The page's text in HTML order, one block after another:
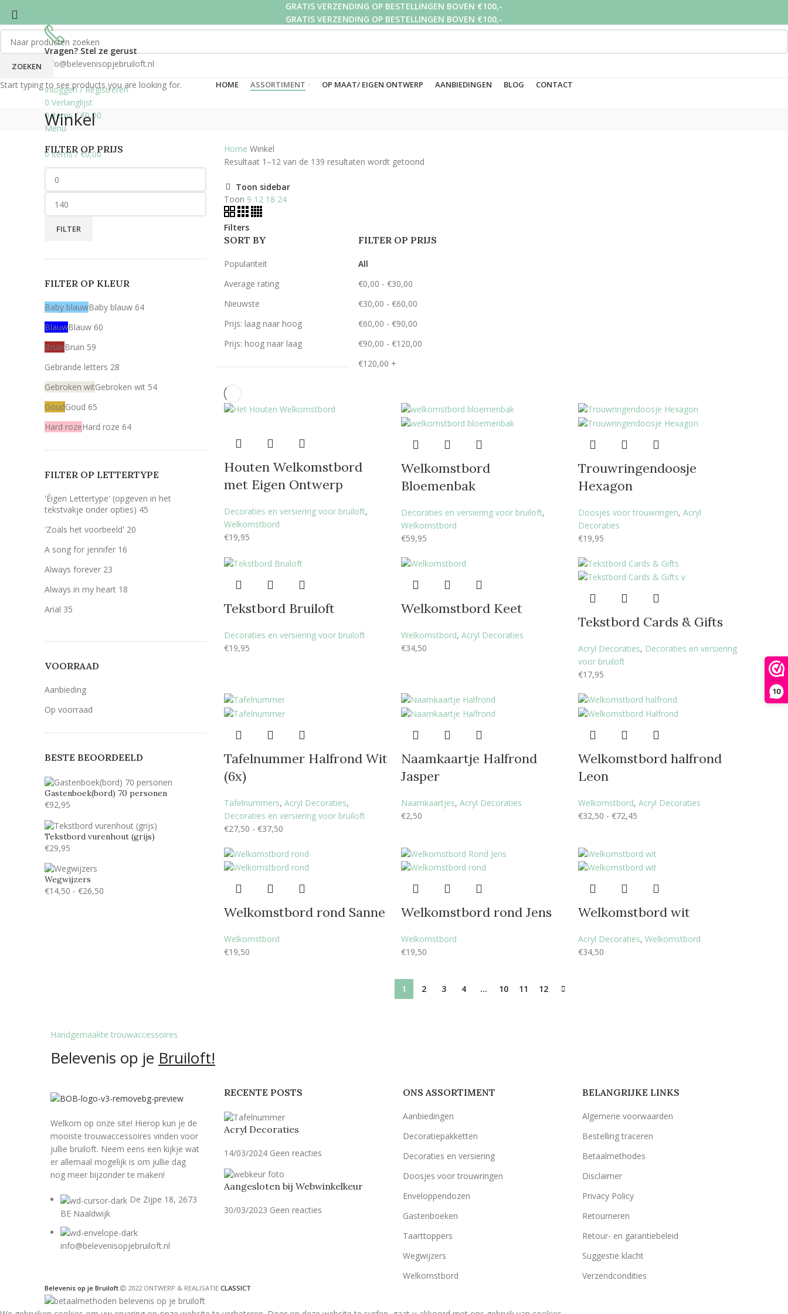
10
GRATIS VERZENDING OP BESTELLINGEN BOVEN €100,-
GRATIS VERZENDING OP BESTELLINGEN BOVEN €100,-
GRATIS VERZENDING OP BESTELLINGEN BOVEN €100,-
Vragen? Stel ze gerust
info@belevenisopjebruiloft.nl
Inloggen / Registreren
0 Verlanglijst
0items / €0,00
Menu
0items / €0,00
HOME ASSORTIMENT OP MAAT/ EIGEN ONTWERP AANBIEDINGEN BLOG CONTACT
Winkel
FILTER OP PRIJS
FILTER
FILTER OP KLEUR
Baby blauwBaby blauw 64
BlauwBlauw 60
BruinBruin 59
Gebrande letters 28
Gebroken witGebroken wit 54
GoudGoud 65
Hard rozeHard roze 64
WitWit 59
ZilverZilver 60
Olijfgroen (zoals het voorbeeld)
(zoals het voorbeeld)
zwart
FILTER OP LETTERTYPE
'Éigen Lettertype' (opgeven in het
tekstvakje onder opties) 45
'Zoals het voorbeeld' 20
A song for jennifer 16
Always forever 23
Always in my heart 18
Arial 35
Breetty 6
Candlescript demo version
Century Gothic
Lucida handwriting 53
Monotype corosiva
Stea 29
Stencil
Tamarillo JF 24
VOORRAAD
Aanbieding
Op voorraad
BESTE BEOORDEELD
Gastenboek(bord) 70 personen
€92,95
Tekstbord vurenhout (grijs)
€29,95
Wegwijzers
€14,50 - €26,50
Home Winkel
Resultaat 1–12 van de 139 resultaten wordt getoond
Toon sidebar
Toon 9 12 18 24
Filters
SORT BY
Populariteit
Average rating
Nieuwste
Prijs: laag naar hoog
Prijs: hoog naar laag
FILTER OP PRIJS
All
€0,00 - €30,00
€30,00 - €60,00
€60,00 - €90,00
€90,00 - €120,00
€120,00 +
Houten Welkomstbord
met Eigen Ontwerp
Decoraties en versiering voor bruiloft,
Welkomstbord
€19,95
Welkomstbord
Bloemenbak
Decoraties en versiering voor bruiloft,
Welkomstbord
€59,95
Trouwringendoosje
Hexagon
Doosjes voor trouwringen, Acryl
Decoraties
€19,95
Tekstbord Bruiloft
Decoraties en versiering voor bruiloft
€19,95
Welkomstbord Keet
Welkomstbord, Acryl Decoraties
€34,50
Tekstbord Cards & Gifts
Acryl Decoraties, Decoraties en versiering
voor bruiloft
€17,95
Tafelnummer Halfrond Wit
(6x)
Tafelnummers, Acryl Decoraties,
Decoraties en versiering voor bruiloft
€27,50 - €37,50
Naamkaartje Halfrond
Jasper
Naamkaartjes, Acryl Decoraties
€2,50
Welkomstbord halfrond
Leon
Welkomstbord, Acryl Decoraties
€32,50 - €72,45
Welkomstbord rond Sanne
Welkomstbord
€19,50
Welkomstbord rond Jens
Welkomstbord
€19,50
Welkomstbord wit
Acryl Decoraties, Welkomstbord
€34,50
1 2 3 4 … 10 11 12
Handgemaakte trouwaccessoires
Belevenis op je Bruiloft!
Welkom op onze site! Hierop kun je de
mooiste trouwaccessoires vinden voor
jullie bruiloft. Neem eens een kijkje wat
er allemaal mogelijk is om jullie dag
nog meer bijzonder te maken!
De Zijpe 18, 2673
BE Naaldwijk
info@belevenisopjebruiloft.nl
RECENTE POSTS
Acryl Decoraties
14/03/2024 Geen reacties
Aangesloten bij Webwinkelkeur
30/03/2023 Geen reacties
ONS ASSORTIMENT
Aanbiedingen
Decoratiepakketten
Decoraties en versiering
Doosjes voor trouwringen
Enveloppendozen
Gastenboeken
Taarttoppers
Wegwijzers
Welkomstbord
BELANGRIJKE LINKS
Algemene voorwaarden
Bestelling traceren
Betaalmethodes
Disclaimer
Privacy Policy
Retourneren
Retour- en garantiebeleid
Suggestie klacht
Verzendcondities
Belevenis op je Bruiloft 2022 ONTWERP & REALISATIE CLASSICT
ZOEKEN
Start typing to see products you are looking for.